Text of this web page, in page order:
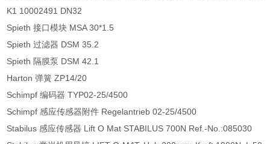
K1 10002491 DN32
Spieth 接口模块 MSA 30*1.5
Spieth 过滤器 DSM 35.2
Spieth 隔膜泵 DSM 42.1
Harton 弹簧 ZP14/20
Schimpf 编码器 TYP02-25/4500
Schimpf 感应传感器附件 Regelantrieb 02-25/4500
Stabilus 感应传感器 Lift O Mat STABILUS 700N Ref.-No.:085030